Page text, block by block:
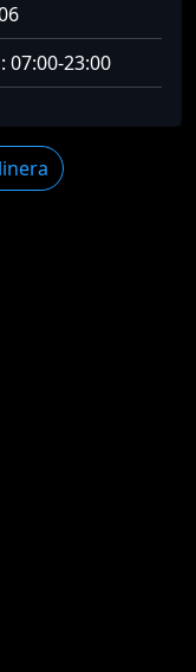
07:00-23:00